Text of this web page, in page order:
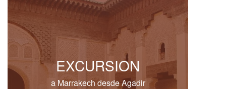
EXCURSION
a Marrakech desde Agadir